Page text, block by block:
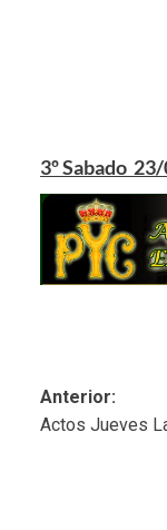
3º Sabado
de
Anterior:
Actos Jueves